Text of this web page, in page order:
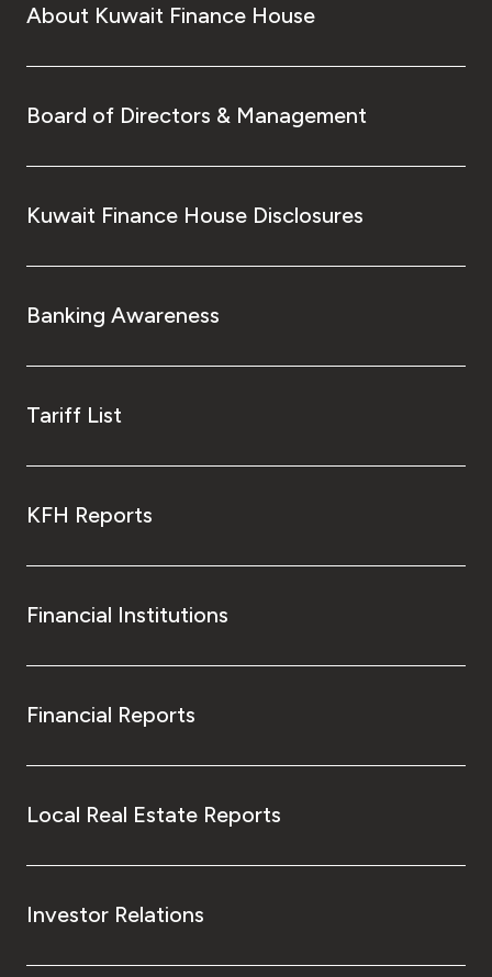
About Kuwait Finance House
Board of Directors & Management
Kuwait Finance House Disclosures
Banking Awareness
Tariff List
KFH Reports
Financial Institutions
Financial Reports
Local Real Estate Reports
Investor Relations